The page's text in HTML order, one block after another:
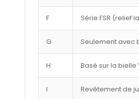
F Série FSR (relief
G Seulement avec
H Basé sur la bielle
I Revêtement de